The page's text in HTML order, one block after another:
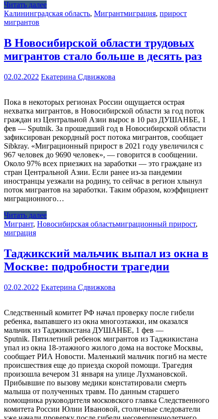
Читать далее
Калининградская область, Мигрантмиграция, прирост
мигрантов
В Новосибирской области трудовых
мигрантов стало больше в десять раз
02.02.2022 Екатерина Сдвижкова
Пока в некоторых регионах России ощущается острая
нехватка мигрантов, в Новосибирской области за год поток
граждан из Центральной Азии вырос в 10 раз ДУШАНБЕ, 1
фев — Sputnik. За прошедший год в Новосибирской области
зафиксирован рекордный рост потока мигрантов, сообщает
Sibkray. «Миграционный прирост в 2021 году увеличился с
967 человек до 9690 человек», — говорится в сообщении.
Около 97% всех приезжих на заработки — это граждане из
стран Центральной Азии. Если ранее из-за пандемии
иностранцы уезжали на родину, то сейчас в регион хлынул
поток мигрантов на заработки. Таким образом, коэффициент
миграционного…
Читать далее
Мигрант, Новосибирская областьмиграционный прирост,
миграция
Таджикский мальчик выпал из окна в
Москве: подробности трагедии
02.02.2022 Екатерина Сдвижкова
Следственный комитет РФ начал проверку после гибели
ребенка, выпавшего из окна многоэтажки, им оказался
мальчик из Таджикистана ДУШАНБЕ, 1 фев —
Sputnik. Пятилетний ребенок мигрантов из Таджикистана
упал из окна 18-этажного жилого дома на востоке Москвы,
сообщает РИА Новости. Маленький мальчик погиб на месте
происшествия еще до приезда скорой помощи. Трагедия
произошла вечером 31 января на улице Лухмановской.
Прибывшие по вызову медики констатировали смерть
малыша от полученных травм. По данным старшего
помощника руководителя московского главка Следственного
комитета России Юлии Ивановой, столичные следователи